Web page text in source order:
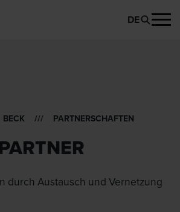
DE
/// PARTNERSCHAFTEN
durch Austausch und Vernetzung